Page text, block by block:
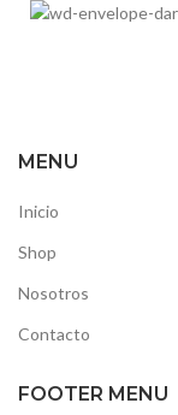
MENU
Inicio
Shop
Nosotros
Contacto
FOOTER MENU